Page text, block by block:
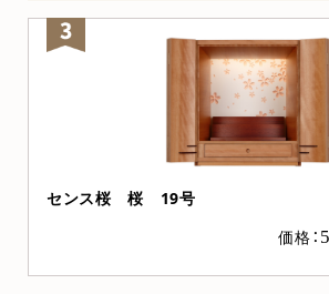
ニュー桜 桜 上置き20号